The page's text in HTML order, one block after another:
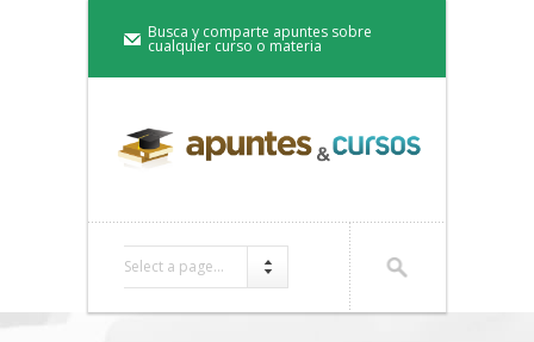
Busca y comparte apuntes sobre
cualquier curso o materia
Select a page...